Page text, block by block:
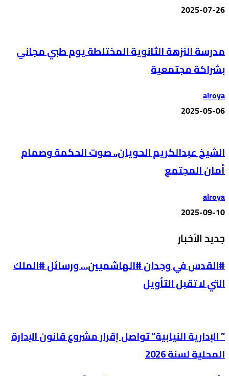
2025-07-26
مدرسة النزهة الثانوية المختلطة يوم طبي مجاني
بشراكة مجتمعية
alroya
2025-05-06
الشيخ عبدالكريم الحويان.. صوت الحكمة وصمام
أمان المجتمع
alroya
2025-09-10
جديد الأخبار
#القدس في وجدان #الهاشميين… ورسائل #الملك
التي لا تقبل التأويل
” الإدارية النيابية” تواصل إقرار مشروع قانون الإدارة
المحلية لسنة 2026